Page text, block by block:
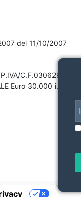
del 11/10/2007
C.F.03062910132
Euro 30.000 i.v.